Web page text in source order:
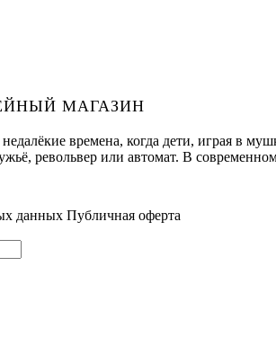
МАГАЗИН
времена, когда дети, играя в
револьвер или автомат. В
данных Публичная оферта